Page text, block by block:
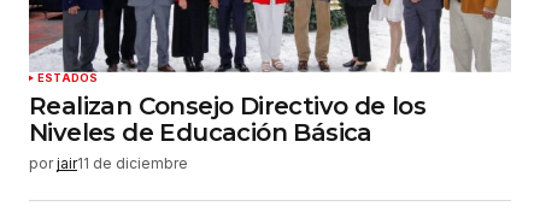
ESTADOS
Realizan Consejo Directivo de los
Niveles de Educación Básica
por jair11 de diciembre